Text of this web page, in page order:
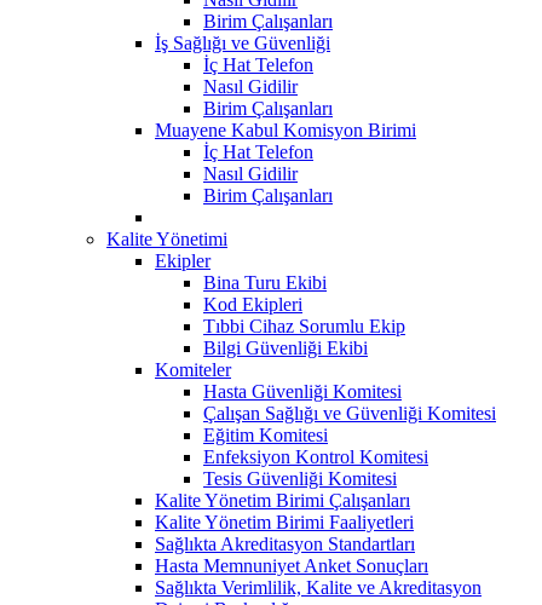
Birim Çalışanları
İş Sağlığı ve Güvenliği
İç Hat Telefon
Nasıl Gidilir
Birim Çalışanları
Muayene Kabul Komisyon Birimi
İç Hat Telefon
Nasıl Gidilir
Birim Çalışanları
Kalite Yönetimi
Ekipler
Bina Turu Ekibi
Kod Ekipleri
Tıbbi Cihaz Sorumlu Ekip
Bilgi Güvenliği Ekibi
Komiteler
Hasta Güvenliği Komitesi
Çalışan Sağlığı ve Güvenliği Komitesi
Eğitim Komitesi
Enfeksiyon Kontrol Komitesi
Tesis Güvenliği Komitesi
Kalite Yönetim Birimi Çalışanları
Kalite Yönetim Birimi Faaliyetleri
Sağlıkta Akreditasyon Standartları
Hasta Memnuniyet Anket Sonuçları
Sağlıkta Verimlilik, Kalite ve Akreditasyon